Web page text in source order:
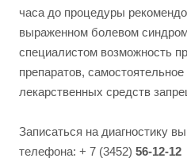
часа до процедуры
выраженном болевом
специалистом возможность
препаратов,
лекарственных средств
Записаться на диагностику
телефона: + 7 (3452) 56-12-12